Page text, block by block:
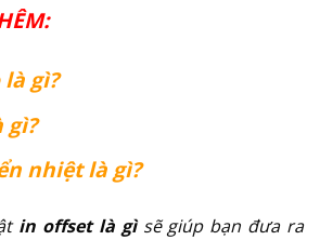
gì?
gì?
nhiệt là gì?
in offset là gìsẽ giúp bạn đưa ra